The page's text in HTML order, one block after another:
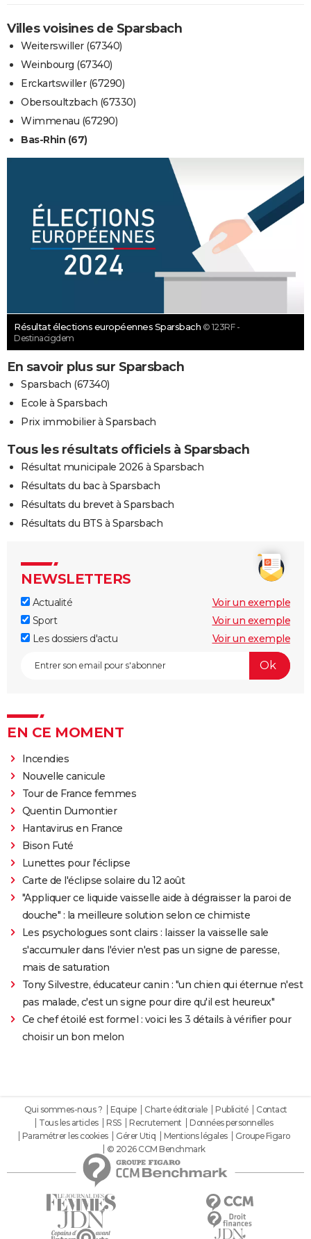
Villes voisines de Sparsbach
Weiterswiller (67340)
Weinbourg (67340)
Erckartswiller (67290)
Obersoultzbach (67330)
Wimmenau (67290)
Bas-Rhin (67)
Résultat élections européennes Sparsbach © 123RF -
Destinacigdem
En savoir plus sur Sparsbach
Sparsbach (67340)
Ecole à Sparsbach
Prix immobilier à Sparsbach
Tous les résultats officiels à Sparsbach
Résultat municipale 2026 à Sparsbach
Résultats du bac à Sparsbach
Résultats du brevet à Sparsbach
Résultats du BTS à Sparsbach
NEWSLETTERS
Actualité
Voir un exemple
Sport
Voir un exemple
Les dossiers d'actu
Voir un exemple
EN CE MOMENT
Incendies
Nouvelle canicule
Tour de France femmes
Quentin Dumontier
Hantavirus en France
Bison Futé
Lunettes pour l'éclipse
Carte de l'éclipse solaire du 12 août
"Appliquer ce liquide vaisselle aide à dégraisser la paroi de
douche" : la meilleure solution selon ce chimiste
Les psychologues sont clairs : laisser la vaisselle sale
s'accumuler dans l'évier n'est pas un signe de paresse,
mais de saturation
Tony Silvestre, éducateur canin : "un chien qui éternue n'est
pas malade, c'est un signe pour dire qu'il est heureux"
Ce chef étoilé est formel : voici les 3 détails à vérifier pour
choisir un bon melon
Qui sommes-nous ? Equipe Charte éditoriale Publicité
Contact
Tous les articles
RSS Recrutement
Données personnelles
Paramétrer les cookies
Gérer Utiq Mentions légales
Groupe Figaro
© 2026 CCM Benchmark